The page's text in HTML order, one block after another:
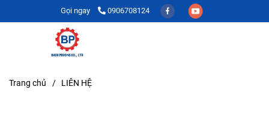
Gọi ngay 0906708124
Trang chủ / LIÊN HỆ